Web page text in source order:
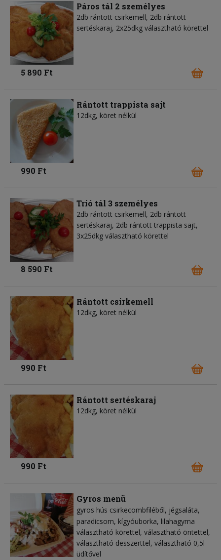
Páros tál 2 személyes
2db rántott csirkemell, 2db rántott
sertéskaraj, 2x25dkg választható körettel
5 890 Ft
Rántott trappista sajt
12dkg, köret nélkül
990 Ft
Trió tál 3 személyes
2db rántott csirkemell, 2db rántott
sertéskaraj, 2db rántott trappista sajt,
3x25dkg választható körettel
8 590 Ft
Rántott csirkemell
12dkg, köret nélkül
990 Ft
Rántott sertéskaraj
12dkg, köret nélkül
990 Ft
Gyros menü
gyros hús csirkecombfiléből jégsaláta
paradicsom kígyóuborka lilahagyma
választható körettel, választható öntettel,
választható desszerttel, választható 0,5l
üdítővel